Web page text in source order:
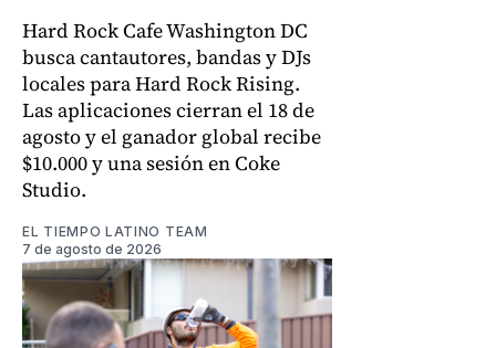
Hard Rock Cafe Washington DC
busca cantautores, bandas y DJs
locales para Hard Rock Rising.
Las aplicaciones cierran el 18 de
agosto y el ganador global recibe
$10.000 y una sesión en Coke
Studio.
EL TIEMPO LATINO TEAM
7 de agosto de 2026